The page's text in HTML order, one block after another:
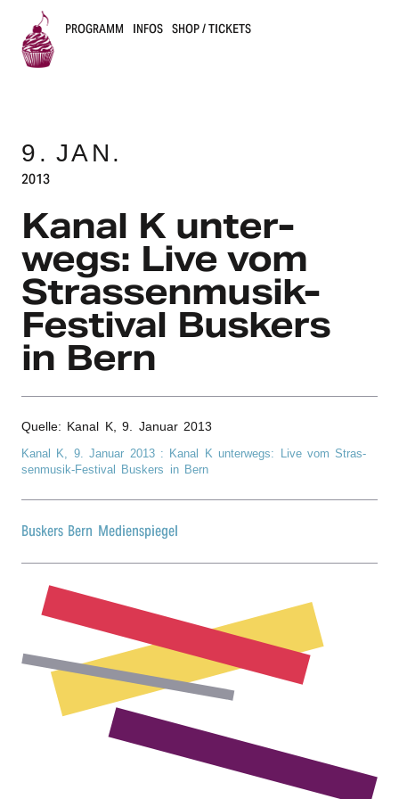
s
k
e
r
s
B
e
r
n
PROGRAMM INFOS SHOP / TICKETS
9. JAN.
2013
Kanal K unter­
wegs: Live vom
Stras­sen­mu­sik-
Festi­val Buskers
in Bern
Quelle: Kanal K,9. Januar 2013
Kanal K, 9. Januar 2013 : Kanal K unter­wegs: Live vom Stras­
sen­mu­sik-Festi­val Buskers in Bern
Buskers Bern Medienspiegel